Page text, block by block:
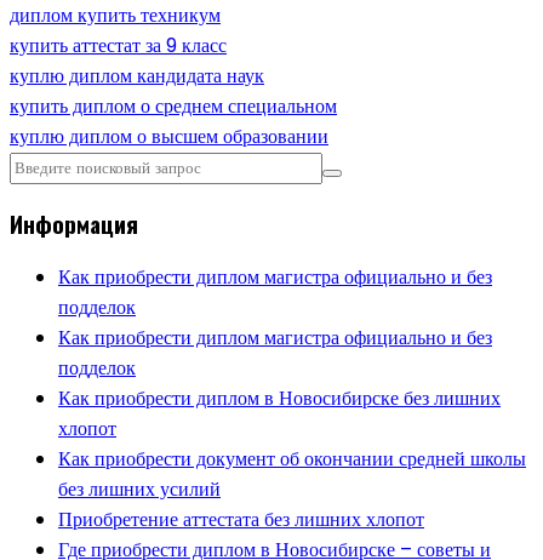
диплом купить техникум
купить аттестат за 9 класс
куплю диплом кандидата наук
купить диплом о среднем специальном
куплю диплом о высшем образовании
Информация
Как приобрести диплом магистра официально и без
подделок
Как приобрести диплом магистра официально и без
подделок
Как приобрести диплом в Новосибирске без лишних
хлопот
Как приобрести документ об окончании средней школы
без лишних усилий
Приобретение аттестата без лишних хлопот
Где приобрести диплом в Новосибирске – советы и